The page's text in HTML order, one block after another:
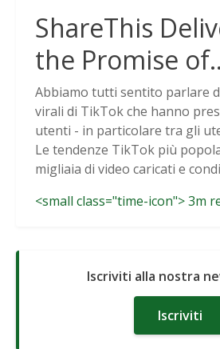
ShareThis
the Promise of
Cookieless
Solutions
Abbiamo tutti sentito parlare
virali di TikTok che hanno
utenti - in particolare tra gli
Le tendenze TikTok più
migliaia di video caricati e
<small class="time-icon"> 3m
Iscriviti alla nostra
Iscriviti